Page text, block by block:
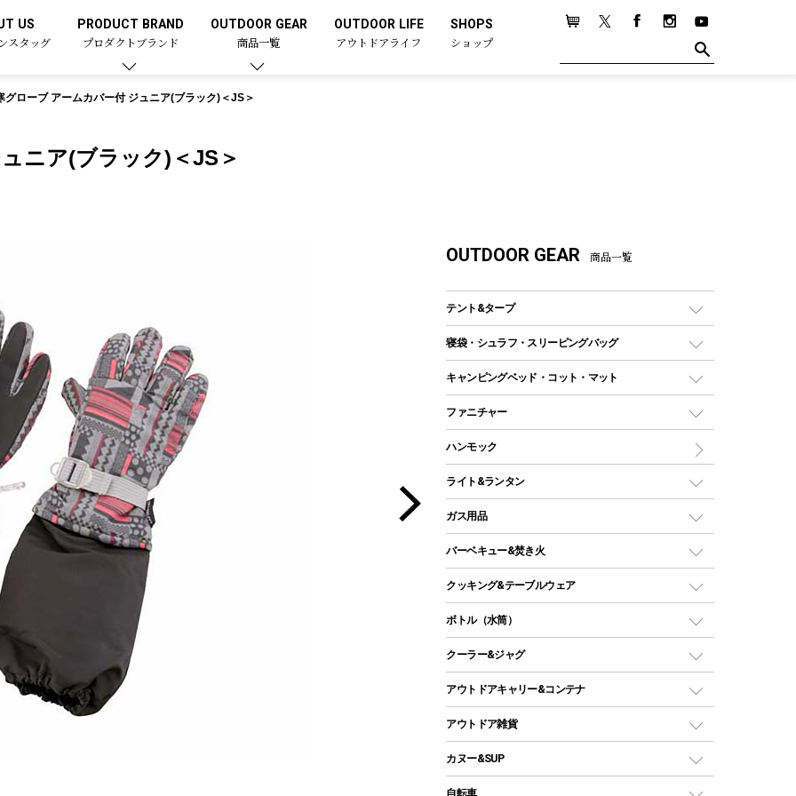
US
スタッグ
PRODUCT BRAND
プロダクトブランド
OUTDOOR GEAR
商品一覧
OUTDOOR LIFE
アウトドアライフ
SHOPS
ショップ
グローブ アームカバー付 ジュニア(ブラック)＜JS＞
ニア(ブラック)＜JS＞
OUTDOOR GEAR 商品一覧
テント&タープ
テント
ツールームテント
ワンポールテント
シェルターテント
ソロテント
ロッジ型・オリジナルテント
タープ
スクエアタープ（レクタタープ）
メッシュタープ
自立式タープ
パラソル
テントアクセサリー
ペグ
ポール
寝袋・シュラフ・スリーピングバッグ
レクタングラー型（封筒型）シュラフ
インナーシュラフ
キャンピングベッド・コット・マット
キャンピングベッド・コット
インフレータブルマット
ファニチャー
アウトドアテーブル
レジャーシート
ハンモック
ライト&ランタン
LEDランタン
ガスランタン
オイルランタン
LEDライト
ヘッドライト
キャンドル
ガス用品
ガスバーナー
ガス缶
ガストーチ、ライター
バーベキュー&焚き火
バーベキューコンロ、グリル
焚き火台タイプ（ロースタイル）グリル
卓上タイプグリル
パーティータイプグリル
ソロキャンプ用グリル
鉄板、アミ
クッキング&テーブルウェア
ダッチオーブン
ホットサンドメーカー
クッカーセット
シェラカップ
クッキングツール
ボトル（水筒）
ステンレスボトル
コップ付きタイプ
ワンタッチタイプ
プラスチックボトル
ディズニーボトル
クーラー&ジャグ
クーラーボックス
クーラーバッグ
ウォータージャグ
アウトドアキャリー&コンテナ
アウトドアキャリー
アウトドア雑貨
バックパック&バッグ
カヌー&SUP
インフレータブル
自転車